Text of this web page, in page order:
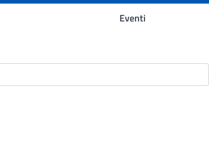
Eventi